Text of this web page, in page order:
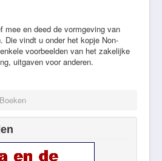
mee en deed de vormgeving van
Die vindt u onder het kopje Non-
voorbeelden van het zakelijke
uitgaven voor anderen.
Boeken